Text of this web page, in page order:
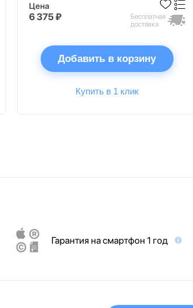
Цена
6 375 ₽
Бесплатная
доставка
Добавить в корзину
Купить в 1 клик
Гарантия на смартфон 1 год